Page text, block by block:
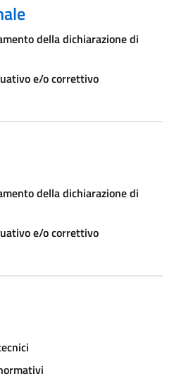
della dichiarazione di
e/o correttivo
della dichiarazione di
e/o correttivo